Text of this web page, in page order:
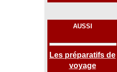
AUSSI
Les préparatifs de
voyage